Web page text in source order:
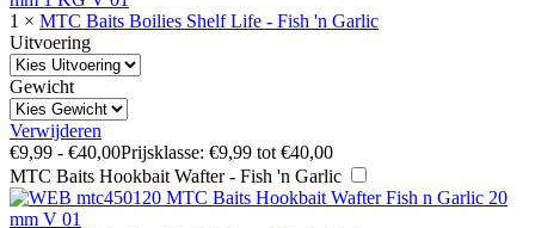
1 × MTC Baits Boilies Shelf Life - Fish 'n Garlic
Uitvoering
Gewicht
Verwijderen
€9,99 - €40,00Prijsklasse: €9,99 tot €40,00
MTC Baits Hookbait Wafter - Fish 'n Garlic